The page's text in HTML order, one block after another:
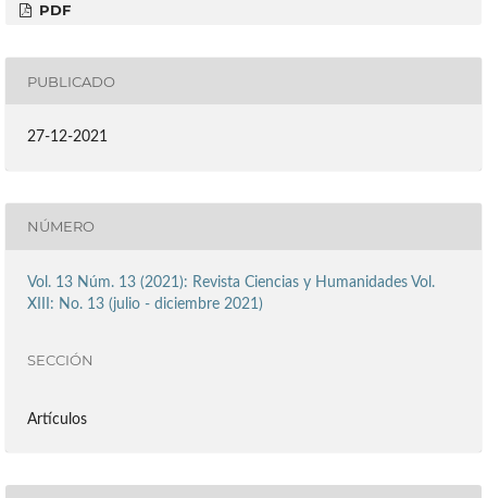
PDF
PUBLICADO
27-12-2021
NÚMERO
Vol. 13 Núm. 13 (2021): Revista Ciencias y Humanidades Vol.
XIII: No. 13 (julio - diciembre 2021)
SECCIÓN
Artículos